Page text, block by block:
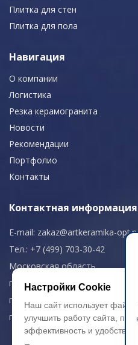
Плитка для стен
Плитка для пола
Навигация
О компании
Логистика
Резка керамогранита
Новости
Рекомендации
Портфолио
Контакты
Контактная информация
E-mail: zakaz@artkeramika-
Тел.: +7 (499) 703-30-42
Московская область,
г. Красногорск
пн-чт: 09.00-18.00
пт: 09.00-17.00
Настройки Cookie
Наш сайт использует
улучшить работу сайта,
эффективность и удобство.